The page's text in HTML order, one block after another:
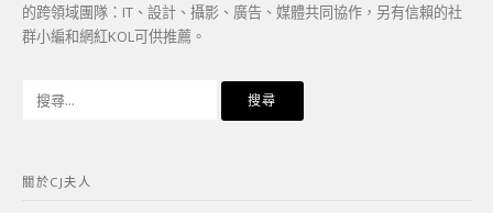
的跨領域團隊：IT、設計、攝影、廣告、媒體共同協作，另有信賴的社
群小編和網紅KOL可供推薦。
字:
關於CJ夫人